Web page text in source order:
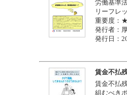
労働基準
リーフレ
重要度
発行者：
発行日：
賃金不払
賃金不払
組むべき